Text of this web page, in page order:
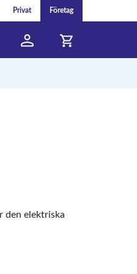
Privat Företag
den elektriska